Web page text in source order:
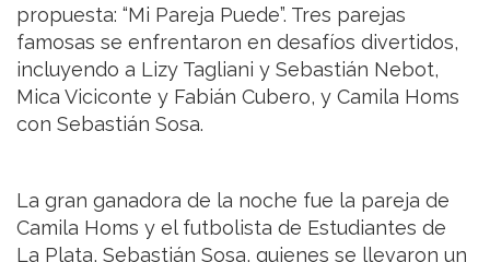
propuesta: “Mi Pareja Puede”. Tres parejas
famosas se enfrentaron en desafíos divertidos,
incluyendo a Lizy Tagliani y Sebastián Nebot,
Mica Viciconte y Fabián Cubero, y Camila Homs
con Sebastián Sosa.
La gran ganadora de la noche fue la pareja de
Camila Homs y el futbolista de Estudiantes de
La Plata, Sebastián Sosa, quienes se llevaron un